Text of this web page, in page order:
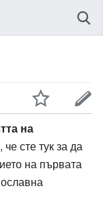
на
сте тук за да
на първата